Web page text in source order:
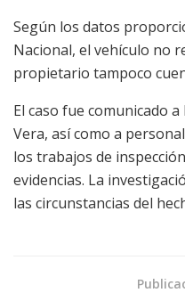
Según los datos
Nacional, el vehículo no
propietario tampoco
El caso fue comunicado
Vera, así como a
los trabajos de
evidencias. La
las circunstancias del